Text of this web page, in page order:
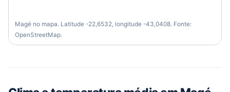
Magé no mapa. Latitude -22,6532, longitude -43,0408. Fonte:
OpenStreetMap.